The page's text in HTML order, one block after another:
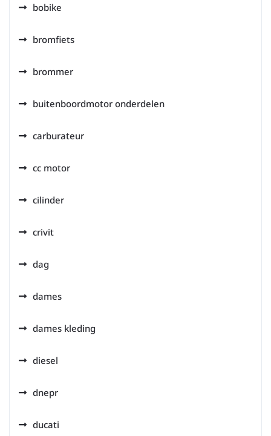
bobike
bromfiets
brommer
buitenboordmotor onderdelen
carburateur
cc motor
cilinder
crivit
dag
dames
dames kleding
diesel
dnepr
ducati